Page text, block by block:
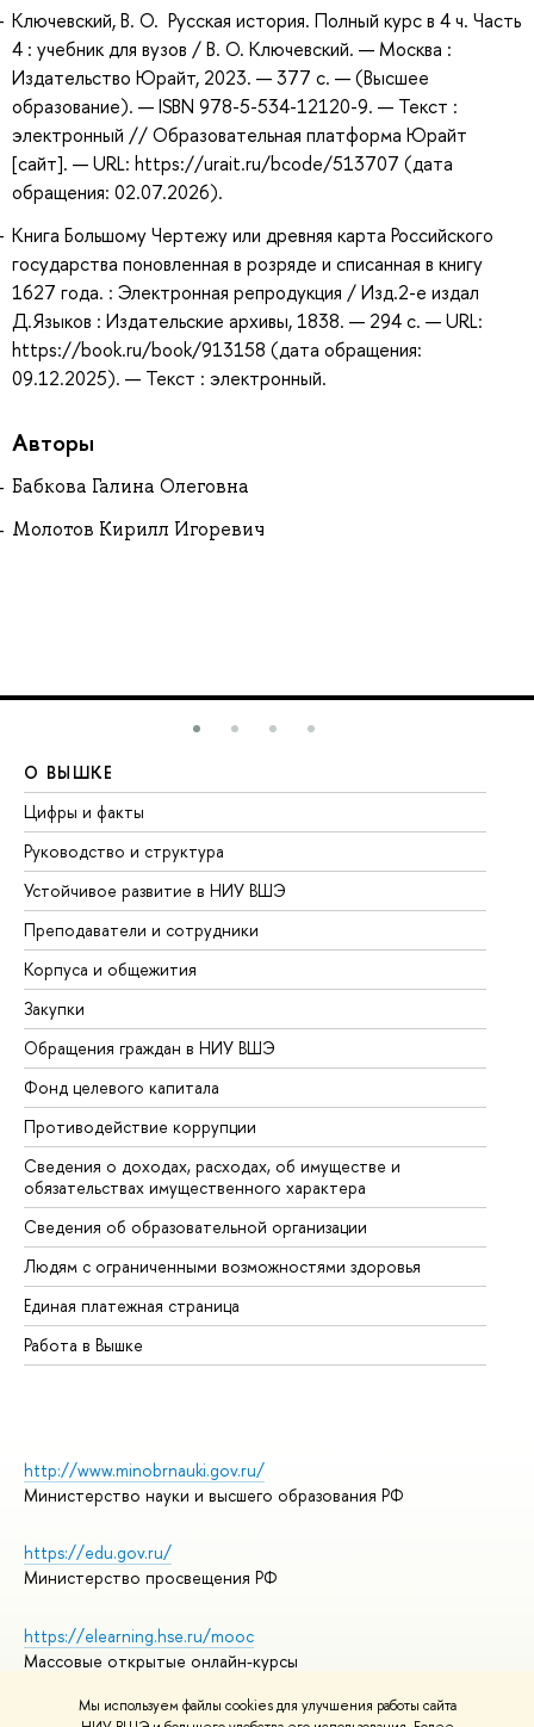
Мы используем файлы cookies для улучшения работы сайта
Ключевский, В. О. Русская история. Полный курс в 4 ч. Часть
4 : учебник для вузов / В. О. Ключевский. — Москва :
Издательство Юрайт, 2023. — 377 с. — (Высшее
образование). — ISBN 978-5-534-12120-9. — Текст :
электронный // Образовательная платформа Юрайт
[сайт]. — URL: https://urait.ru/bcode/513707 (дата
обращения: 02.07.2026).
Книга Большому Чертежу или древняя карта Российского
государства поновленная в розряде и списанная в книгу
1627 года. : Электронная репродукция / Изд.2-е издал
Д.Языков : Издательские архивы, 1838. — 294 с. — URL:
https://book.ru/book/913158 (дата обращения:
09.12.2025). — Текст : электронный.
Авторы
Бабкова Галина Олеговна
Молотов Кирилл Игоревич
О ВЫШКЕ
Цифры и факты
Руководство и структура
Устойчивое развитие в НИУ ВШЭ
Преподаватели и сотрудники
Корпуса и общежития
Закупки
Обращения граждан в НИУ ВШЭ
Фонд целевого капитала
Противодействие коррупции
Сведения о доходах, расходах, об имуществе и
обязательствах имущественного характера
Сведения об образовательной организации
Людям с ограниченными возможностями здоровья
Единая платежная страница
Работа в Вышке
http://www.minobrnauki.gov.ru/
Министерство науки и высшего образования РФ
https://edu.gov.ru/
Министерство просвещения РФ
https://elearning.hse.ru/mooc
Массовые открытые онлайн-курсы